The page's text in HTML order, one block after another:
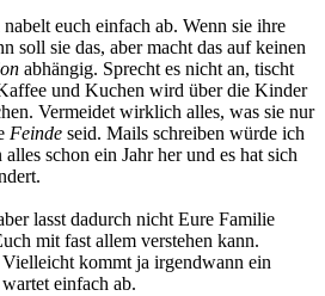
euch einfach ab. Wenn sie ihre
soll sie das, aber macht das auf keinen
abhängig. Sprecht es nicht an, tischt
und Kuchen wird über die Kinder
Vermeidet wirklich alles, was sie nur
Feinde seid. Mails schreiben würde ich
schon ein Jahr her und es hat sich
lasst dadurch nicht Eure Familie
mit fast allem verstehen kann.
kommt ja irgendwann ein
einfach ab.